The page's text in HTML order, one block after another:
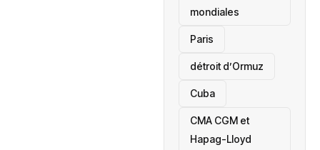
mondiales
Paris
détroit d’Ormuz
‎Cuba
CMA CGM et
Hapag-Lloyd